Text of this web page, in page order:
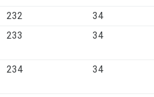
232
34
233 34
234 34